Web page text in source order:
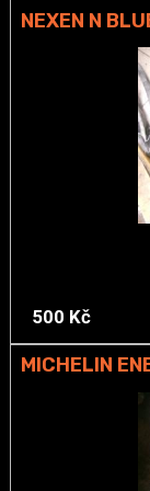
NEXEN N
500 Kč
MICHELIN